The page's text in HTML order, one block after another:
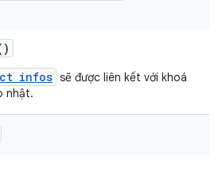
infos sẽ được liên kết với khoá
nhật.